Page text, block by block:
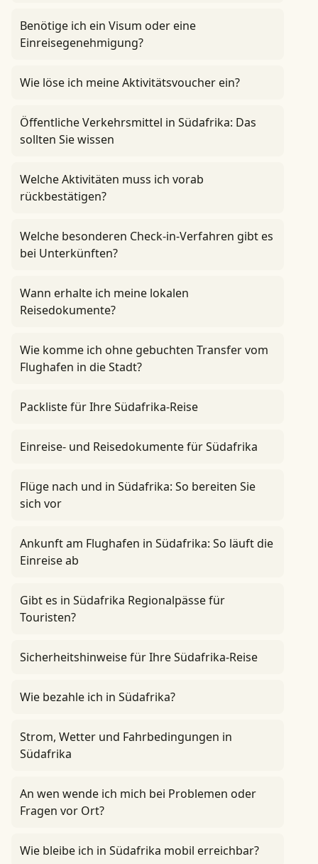
Benötige ich ein Visum oder eine
Einreisegenehmigung?
Wie löse ich meine Aktivitätsvoucher ein?
Öffentliche Verkehrsmittel in Südafrika: Das
sollten Sie wissen
Welche Aktivitäten muss ich vorab
rückbestätigen?
Welche besonderen Check-in-Verfahren gibt es
bei Unterkünften?
Wann erhalte ich meine lokalen
Reisedokumente?
Wie komme ich ohne gebuchten Transfer vom
Flughafen in die Stadt?
Packliste für Ihre Südafrika-Reise
Einreise- und Reisedokumente für Südafrika
Flüge nach und in Südafrika: So bereiten Sie
sich vor
Ankunft am Flughafen in Südafrika: So läuft die
Einreise ab
Gibt es in Südafrika Regionalpässe für
Touristen?
Sicherheitshinweise für Ihre Südafrika-Reise
Wie bezahle ich in Südafrika?
Strom, Wetter und Fahrbedingungen in
Südafrika
An wen wende ich mich bei Problemen oder
Fragen vor Ort?
Wie bleibe ich in Südafrika mobil erreichbar?